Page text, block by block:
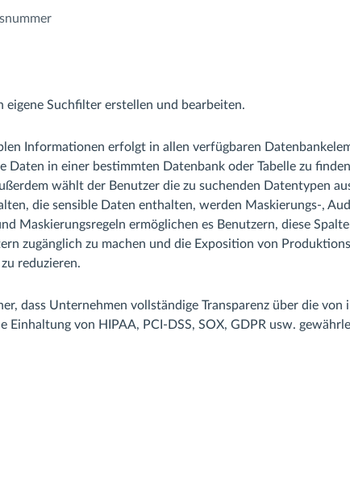
eigene Suchfilter erstellen und bearbeiten.
Informationen erfolgt in allen verfügbaren
Daten in einer bestimmten Datenbank oder Tabelle zu
wählt der Benutzer die zu suchenden Datentypen
die sensible Daten enthalten, werden Maskierungs-,
Maskierungsregeln ermöglichen es Benutzern, diese
zugänglich zu machen und die Exposition von
reduzieren.
dass Unternehmen vollständige Transparenz über die von
Einhaltung von HIPAA, PCI-DSS, SOX, GDPR usw.